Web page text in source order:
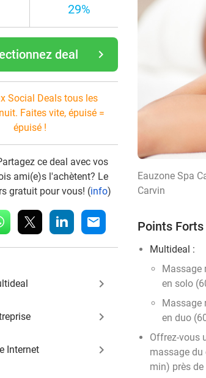
29%
navigate_next
deal
Social Deals tous les
Faites vite, épuisé =
épuisé !
ce deal avec vos
ami(e)s l'achètent? Le
gratuit pour vous! (info)
linkedin mail
keyboard_arrow_right
keyboard_arrow_right
Internet keyboard_arrow_right
Eauzone Spa
Carvin
Points Forts
Multideal :
Massage
en solo
Massage
en duo
Offrez-vous
massage du
min) près